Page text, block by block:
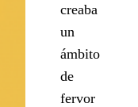
creaba
un
ámbito
de
fervor